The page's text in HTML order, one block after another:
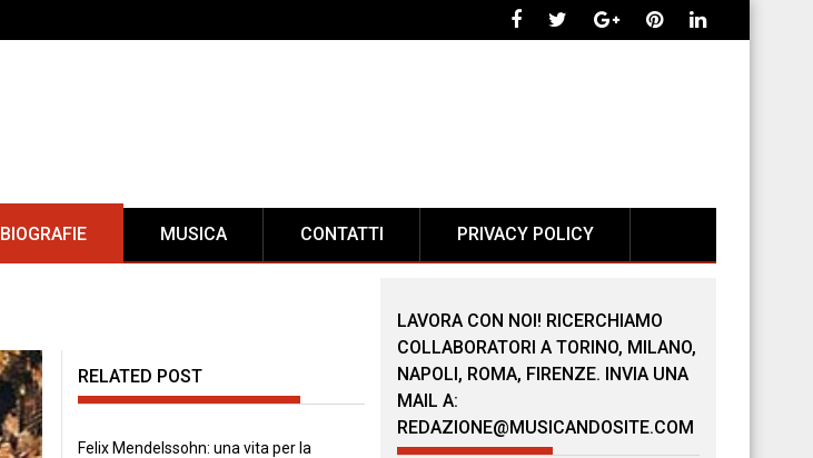
BIOGRAFIE MUSICA CONTATTI PRIVACY POLICY
RELATED POST
Felix Mendelssohn: una vita per la
LAVORA CON NOI! RICERCHIAMO
COLLABORATORI A TORINO, MILANO,
NAPOLI, ROMA, FIRENZE. INVIA UNA
MAIL A:
REDAZIONE@MUSICANDOSITE.COM